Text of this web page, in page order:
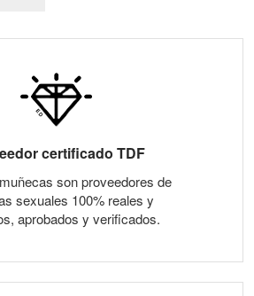
certificado TDF
son proveedores de
sexuales 100% reales y
aprobados y verificados.